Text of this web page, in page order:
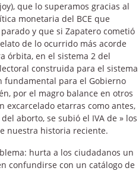
que lo superamos gracias al
monetaria del BCE que
y que si Zapatero cometió
de lo ocurrido más acorde
órbita, en el sistema 2 del
construida para el sistema
fundamental para el Gobierno
por el magro balance en otros
excarcelado etarras como antes,
aborto, se subió el IVA de » los
nuestra historia reciente.
hurta a los ciudadanos un
confundirse con un catálogo de